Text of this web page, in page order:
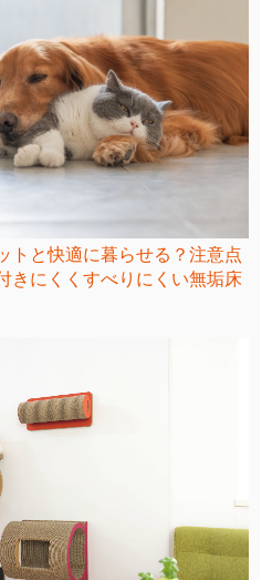
トと快適に暮らせる？注意点
きにくくすべりにくい無垢床